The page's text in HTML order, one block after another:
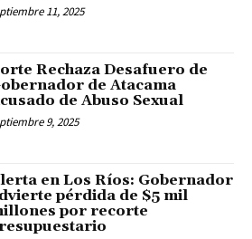
11, 2025
Rechaza Desafuero de
de Atacama
de Abuso Sexual
9, 2025
en Los Ríos: Gobernador
pérdida de $5 mil
por recorte